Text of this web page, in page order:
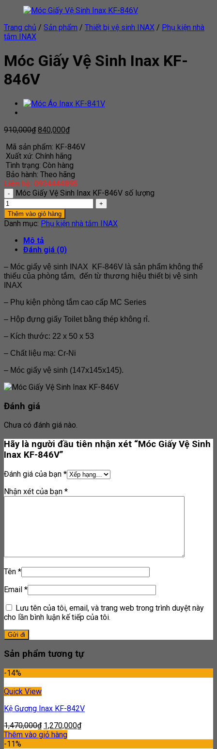
Trang chủ / Sản phẩm / Thiết bị vệ sinh INAX / Phụ kiện nhà
tắm INAX
Móc Giấy Vệ Sinh Inax KF-
846V
910,000₫ 840,000₫
Mã sản phẩm: KF-846V
Xuất xứ: Chính hãng
Tình trạng: Còn hàng
Bảo hành: Theo hãng
Liên hệ: 0934444895
Móc Giấy Vệ Sinh Inax KF-846V số lượng
Thêm vào giỏ hàng
Danh mục: Phụ kiện nhà tắm INAX
Mô tả
Đánh giá (0)
– Móc giấy vệ sinh INAX KF-846V là sản phẩm không thể
thiếu của phòng tắm, đến từ thương hiệu thiết bị vệ sinh
INAX
– Phụ kiện phòng tắm cao cấp MC Series
– Hộp đựng giấy Toilet bằng thép không rỉ.
– Kích thước: 22 x 50 x 53
– Chất liệu mạ: Cr-Ni
– Móc giấy vệ sinh (147x145x145).
Đánh giá
Chưa có đánh giá nào.
Hãy là người đầu tiên nhận xét “Móc Giấy Vệ Sinh
Inax KF-846V”
Đánh giá của bạn *
Nhận xét của bạn *
Tên *
Email *
Lưu tên của tôi, email, và trang web trong trình duyệt này
cho lần bình luận kế tiếp của tôi.
Sản phẩm tương tự
-14%
Quick View
Kệ Gương Inax KF-842V
1,470,000₫ 1,270,000₫
Thêm vào giỏ hàng
-11%